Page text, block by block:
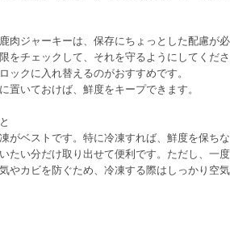
肉ジャーキーは、保存にちょっとした配慮が必
をチェックして、それを守るようにしてくだ
クに入れ替えるのがおすすめです。
いておけば、鮮度をキープできます。
がベストです。特に冷凍すれば、鮮度を保ちな
たい分だけ取り出せて便利です。ただし、一
やカビを防ぐため、冷凍する際はしっかり空